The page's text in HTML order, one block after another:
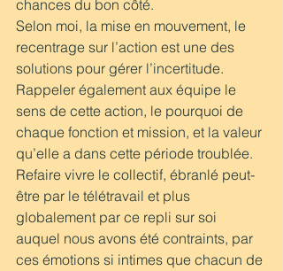
chances du bon côté.
Selon moi, la mise en mouvement, le
recentrage sur l’action est une des
solutions pour gérer l’incertitude.
Rappeler également aux équipe le
sens de cette action, le pourquoi de
chaque fonction et mission, et la valeur
qu’elle a dans cette période troublée.
Refaire vivre le collectif, ébranlé peut-
être par le télétravail et plus
globalement par ce repli sur soi
auquel nous avons été contraints, par
ces émotions si intimes que chacun de